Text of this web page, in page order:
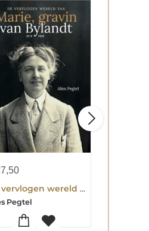
De vervlogen wereld van Marie, gravin van Bylandt (1874-1968)
Pegtel